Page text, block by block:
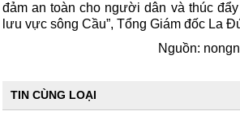
đảm an toàn cho người dân và thúc
lưu vực sông Cầu”, Tổng Giám đốc La
Nguồn:
TIN CÙNG LOẠI